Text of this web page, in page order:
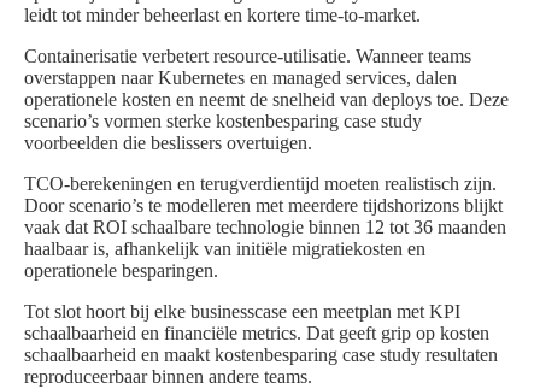
leidt tot minder beheerlast en kortere time‑to‑market.
Containerisatie verbetert resource‑utilisatie. Wanneer teams
overstappen naar Kubernetes en managed services, dalen
operationele kosten en neemt de snelheid van deploys toe. Deze
scenario’s vormen sterke kostenbesparing case study
voorbeelden die beslissers overtuigen.
TCO-berekeningen en terugverdientijd moeten realistisch zijn.
Door scenario’s te modelleren met meerdere tijdshorizons blijkt
vaak dat ROI schaalbare technologie binnen 12 tot 36 maanden
haalbaar is, afhankelijk van initiële migratiekosten en
operationele besparingen.
Tot slot hoort bij elke businesscase een meetplan met KPI
schaalbaarheid en financiële metrics. Dat geeft grip op kosten
schaalbaarheid en maakt kostenbesparing case study resultaten
reproduceerbaar binnen andere teams.